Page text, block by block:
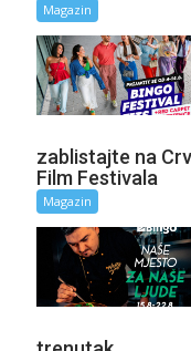
Magazin
zablistajte na
Film Festivala
Magazin